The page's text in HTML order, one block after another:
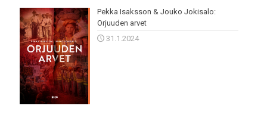
Pekka Isaksson & Jouko Jokisalo:
Orjuuden arvet
31.1.2024